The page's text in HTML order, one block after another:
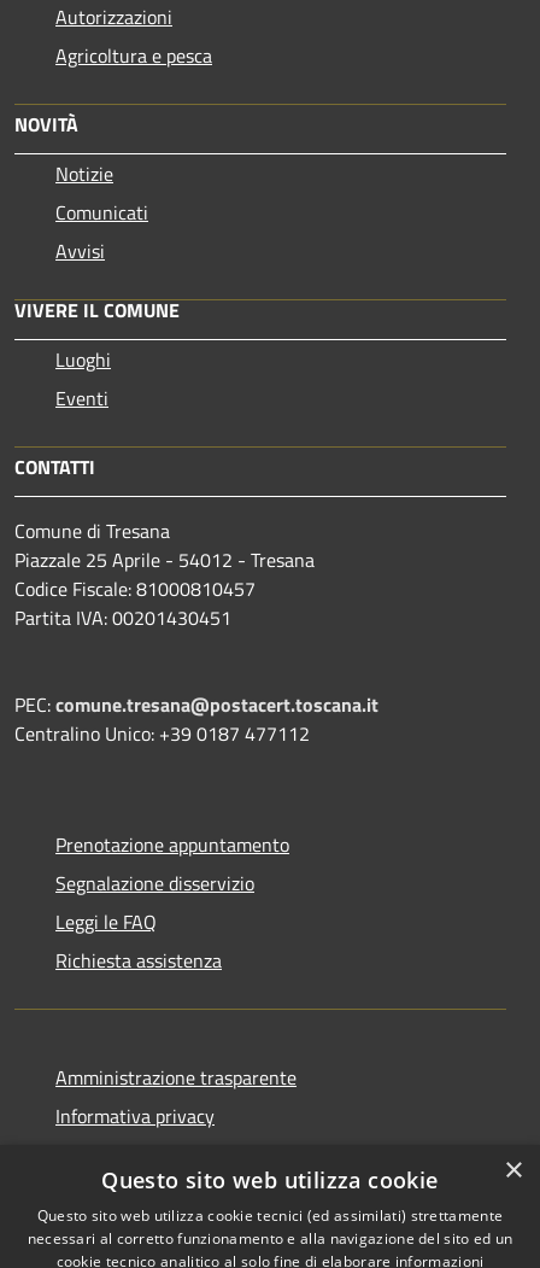
Autorizzazioni
Agricoltura e pesca
NOVITÀ
Notizie
Comunicati
Avvisi
VIVERE IL COMUNE
Luoghi
Eventi
CONTATTI
Comune di Tresana
Piazzale 25 Aprile - 54012 - Tresana
Codice Fiscale: 81000810457
Partita IVA: 00201430451
PEC:comune.tresana@postacert.toscana.it
Centralino Unico: +39 0187 477112
Prenotazione appuntamento
Segnalazione disservizio
Leggi le FAQ
Richiesta assistenza
Amministrazione trasparente
Informativa privacy
Dichiarazione di accessibilità
×
Questo sito web utilizza cookie
Questo sito web utilizza cookie tecnici (ed assimilati) strettamente
necessari al corretto funzionamento e alla navigazione del sito ed un
cookie tecnico analitico al solo fine di elaborare informazioni